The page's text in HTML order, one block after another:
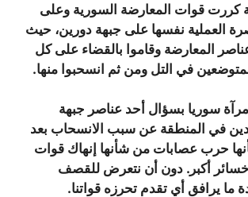
كررت قوات المعارضة السورية وعلى
العملية نفسها على جبهة دورين، حيث
المعارضة وقاموا بالقضاء على كل
في التل ومن ثم انسحبوا منها.
سوريا بسؤال أحد عناصر جبهة
في المنطقة عن سبب الانسحاب بعد
بأنها حرب عصابات من شأنها إنهاك قوات
خسائر أكبر. دون أن نتعرض للقصف
ما يرافق أي تقدم تحرزه قواتنا.